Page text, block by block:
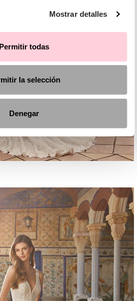
Mostrar detalles
Permitir todas
la selección
Denegar